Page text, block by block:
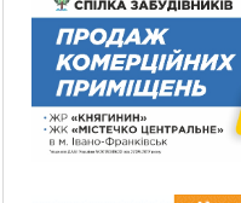
10:49
На Прикарпатті
вимкнення світла
10:43
За змову на тендері
двох підприємців
гривень
Яремчанський суд